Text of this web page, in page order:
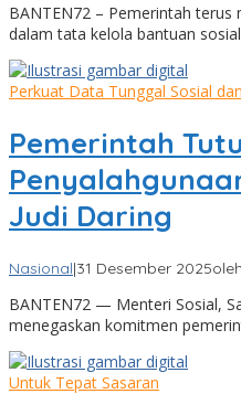
BANTEN72 – Pemerintah
dalam tata kelola bantuan sosial
Perkuat Data Tunggal Sosial
Pemerintah
Judi Daring
Nasional|31 Desember 2025oleh
BANTEN72 — Menteri Sosial,
menegaskan komitmen
Untuk Tepat Sasaran